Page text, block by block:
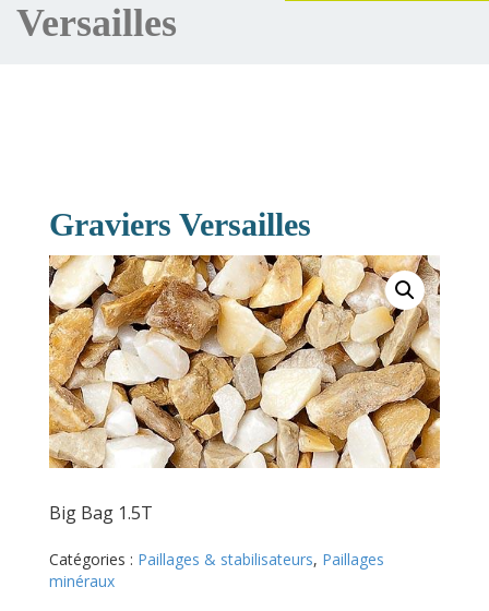
Versailles
Graviers Versailles
Big Bag 1.5T
Catégories : Paillages & stabilisateurs, Paillages
minéraux